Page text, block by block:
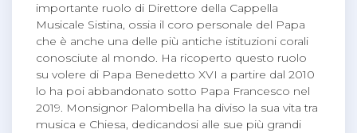
importante ruolo di Direttore della Cappella
Musicale Sistina, ossia il coro personale del Papa
che è anche una delle più antiche istituzioni corali
conosciute al mondo. Ha ricoperto questo ruolo
su volere di Papa Benedetto XVI a partire dal 2010
lo ha poi abbandonato sotto Papa Francesco nel
2019. Monsignor Palombella ha diviso la sua vita tra
musica e Chiesa, dedicandosi alle sue più grandi